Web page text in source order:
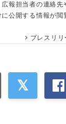
報担当者の連絡先
公開する情報が閲
プレスリ